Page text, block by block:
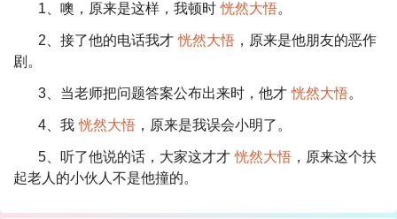
1、噢，原来是这样，我顿时 恍然大悟。
2、接了他的电话我才 恍然大悟 ，原来是他朋友的恶作
剧。
3、当老师把问题答案公布出来时，他才 恍然大悟。
4、我 恍然大悟 ，原来是我误会小明了。
5、听了他说的话，大家这才才 恍然大悟 ，原来这个扶
起老人的小伙人不是他撞的。